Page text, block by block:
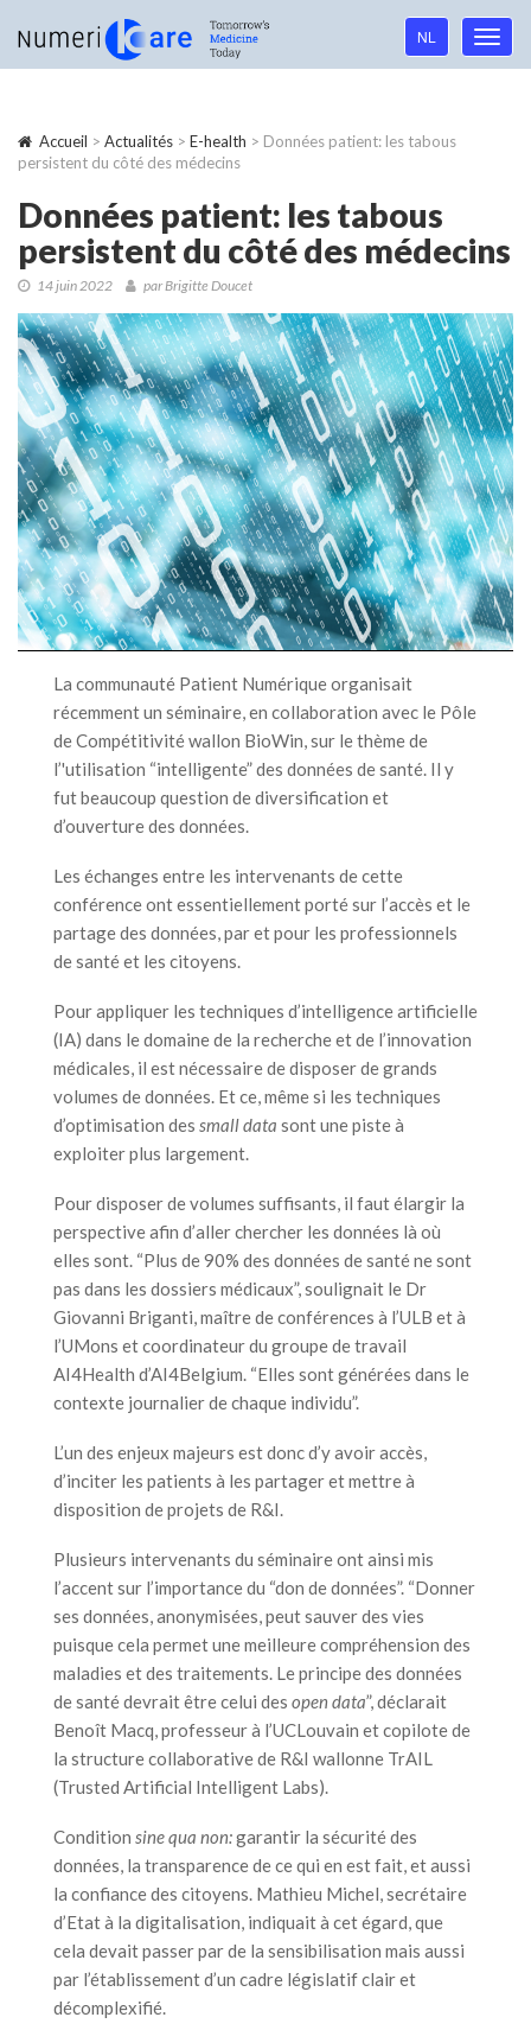
Language
navigation
NL
Accueil > Actualités > E-health > Données patient: les tabous
persistent du côté des médecins
Données patient: les tabous
persistent du côté des médecins
14 juin 2022 par Brigitte Doucet
La communauté Patient Numérique organisait
récemment un séminaire, en collaboration avec le Pôle
de Compétitivité wallon BioWin, sur le thème de
l’'utilisation “intelligente” des données de santé. Il y
fut beaucoup question de diversification et
d’ouverture des données.
Les échanges entre les intervenants de cette
conférence ont essentiellement porté sur l’accès et le
partage des données, par et pour les professionnels
de santé et les citoyens.
Pour appliquer les techniques d’intelligence artificielle
(IA) dans le domaine de la recherche et de l’innovation
médicales, il est nécessaire de disposer de grands
volumes de données. Et ce, même si les techniques
d’optimisation des small data sont une piste à
exploiter plus largement.
Pour disposer de volumes suffisants, il faut élargir la
perspective afin d’aller chercher les données là où
elles sont. “Plus de 90% des données de santé ne sont
pas dans les dossiers médicaux”, soulignait le Dr
Giovanni Briganti, maître de conférences à l’ULB et à
l’UMons et coordinateur du groupe de travail
AI4Health d’AI4Belgium. “Elles sont générées dans le
contexte journalier de chaque individu”.
L’un des enjeux majeurs est donc d’y avoir accès,
d’inciter les patients à les partager et mettre à
disposition de projets de R&I.
Plusieurs intervenants du séminaire ont ainsi mis
l’accent sur l’importance du “don de données”. “Donner
ses données, anonymisées, peut sauver des vies
puisque cela permet une meilleure compréhension des
maladies et des traitements. Le principe des données
de santé devrait être celui des open data”, déclarait
Benoît Macq, professeur à l’UCLouvain et copilote de
la structure collaborative de R&I wallonne TrAIL
(Trusted Artificial Intelligent Labs).
Condition sine qua non:garantir la sécurité des
données, la transparence de ce qui en est fait, et aussi
la confiance des citoyens. Mathieu Michel, secrétaire
d’Etat à la digitalisation, indiquait à cet égard, que
cela devait passer par de la sensibilisation mais aussi
par l’établissement d’un cadre législatif clair et
décomplexifié.